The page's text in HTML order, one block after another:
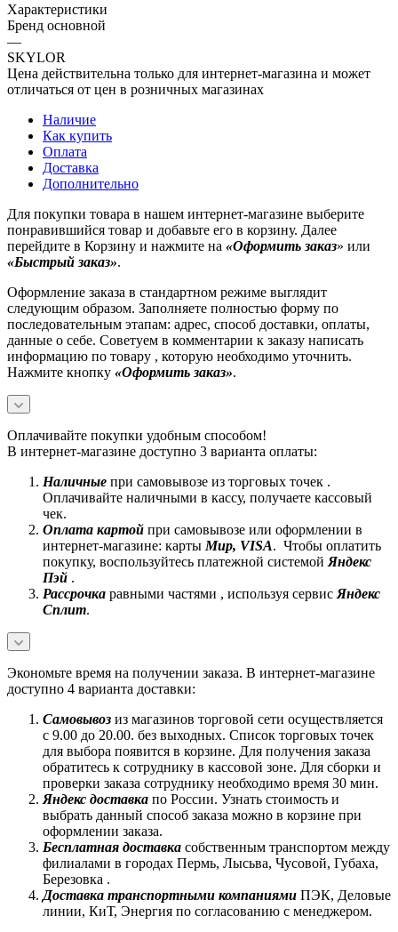
Характеристики
Бренд основной
—
SKYLOR
Цена действительна только для интернет-магазина и может
отличаться от цен в розничных магазинах
Наличие
Как купить
Оплата
Доставка
Дополнительно
Для покупки товара в нашем интернет-магазине выберите
понравившийся товар и добавьте его в корзину. Далее
перейдите в Корзину и нажмите на «Оформить заказ» или
«Быстрый заказ».
Оформление заказа в стандартном режиме выглядит
следующим образом. Заполняете полностью форму по
последовательным этапам: адрес, способ доставки, оплаты,
данные о себе. Советуем в комментарии к заказу написать
информацию по товару , которую необходимо уточнить.
Нажмите кнопку «Оформить заказ».
Оплачивайте покупки удобным способом!
В интернет-магазине доступно 3 варианта оплаты:
Наличные при самовывозе из торговых точек .
Оплачивайте наличными в кассу, получаете кассовый
чек.
Оплата картой при самовывозе или оформлении в
интернет-магазине: карты Mир, VISA. Чтобы оплатить
покупку, воспользуйтесь платежной системой Яндекс
Пэй .
Рассрочка равными частями , используя сервис Яндекс
Сплит.
Экономьте время на получении заказа. В интернет-магазине
доступно 4 варианта доставки:
Самовывоз из магазинов торговой сети осуществляется
с 9.00 до 20.00. без выходных. Список торговых точек
для выбора появится в корзине. Для получения заказа
обратитесь к сотруднику в кассовой зоне. Для сборки и
проверки заказа сотруднику необходимо время 30 мин.
Яндекс доставка по России. Узнать стоимость и
выбрать данный способ заказа можно в корзине при
оформлении заказа.
Бесплатная доставка собственным транспортом между
филиалами в городах Пермь, Лысьва, Чусовой, Губаха,
Березовка .
Доставка транспортными компаниями ПЭК, Деловые
линии, КиТ, Энергия по согласованию с менеджером.